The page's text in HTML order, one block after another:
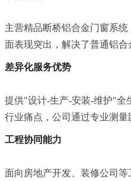
主营精品断桥铝合金门窗系
面表现突出，解决了普通铝合
差异化服务优势
提供"设计-生产-安装-维护"全
行业痛点，公司通过专业测量
工程协同能力
面向房地产开发、装修公司